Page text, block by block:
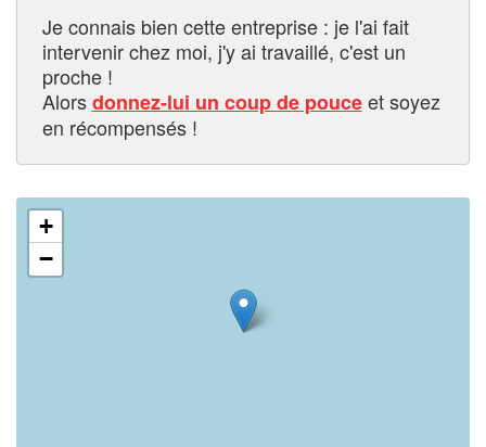
Je connais bien cette entreprise : je l'ai fait
intervenir chez moi, j'y ai travaillé, c'est un
proche !
Alorsdonnez-lui un coup de pouceet soyez
en récompensés !
+
−